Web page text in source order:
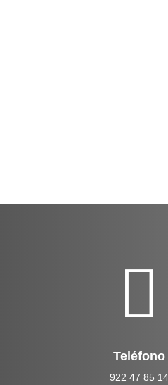

Teléfono
922 47 85 14